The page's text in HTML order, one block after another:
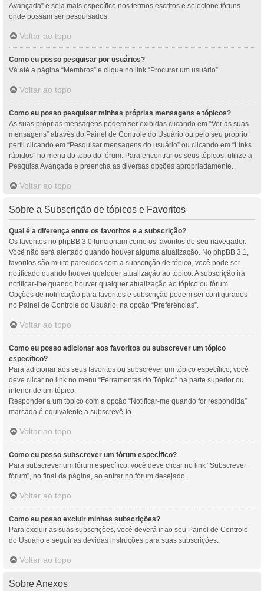
Avançada” e seja mais específico nos termos escritos e selecione fóruns
onde possam ser pesquisados.
Voltar ao topo
Como eu posso pesquisar por usuários?
Vá até a página “Membros” e clique no link “Procurar um usuário”.
Voltar ao topo
Como eu posso pesquisar minhas próprias mensagens e tópicos?
As suas próprias mensagens podem ser exibidas clicando em “Ver as suas
mensagens” através do Painel de Controle do Usuário ou pelo seu próprio
perfil clicando em “Pesquisar mensagens do usuário” ou clicando em “Links
rápidos” no menu do topo do fórum. Para encontrar os seus tópicos, utilize a
Pesquisa Avançada e preencha as diversas opções apropriadamente.
Voltar ao topo
Sobre a Subscrição de tópicos e Favoritos
Qual é a diferença entre os favoritos e a subscrição?
Os favoritos no phpBB 3.0 funcionam como os favoritos do seu navegador.
Você não será alertado quando houver alguma atualização. No phpBB 3.1,
favoritos são muito parecidos com a subscrição de tópico, você pode ser
notificado quando houver qualquer atualização ao tópico. A subscrição irá
notificar-lhe quando houver qualquer atualização ao tópico ou fórum.
Opções de notificação para favoritos e subscrição podem ser configurados
no Painel de Controle do Usuário, na opção “Preferências”.
Voltar ao topo
Como eu posso adicionar aos favoritos ou subscrever um tópico
específico?
Para adicionar aos seus favoritos ou subscrever um tópico específico, você
deve clicar no link no menu “Ferramentas do Tópico” na parte superior ou
inferior de um tópico.
Responder a um tópico com a opção “Notificar-me quando for respondida”
marcada é equivalente a subscrevê-lo.
Voltar ao topo
Como eu posso subscrever um fórum específico?
Para subscrever um fórum específico, você deve clicar no link “Subscrever
fórum”, no final da página, ao entrar no fórum desejado.
Voltar ao topo
Como eu posso excluir minhas subscrições?
Para excluir as suas subscrições, você deverá ir ao seu Painel de Controle
do Usuário e seguir as devidas instruções para suas subscrições.
Voltar ao topo
Sobre Anexos